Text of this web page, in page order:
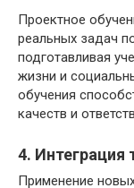
Проектное
реальных задач
подготавливая
жизни и
обучения
качеств и
4. Интеграция
Применение